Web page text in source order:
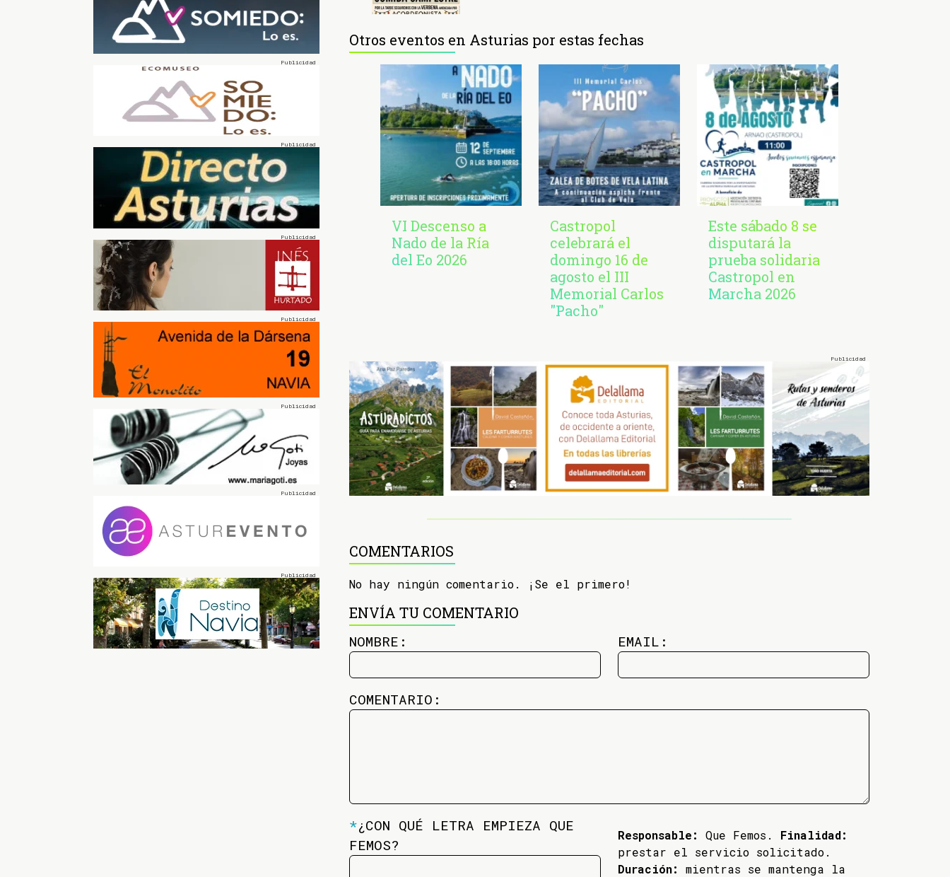
Otros eventos en Asturias por estas fechas
VI Descenso a
Nado de la Ría
del Eo 2026
Castropol
celebrará el
domingo 16 de
agosto el III
Memorial Carlos
"Pacho"
Este sábado 8 se
disputará la
prueba solidaria
Castropol en
Marcha 2026
COMENTARIOS
No hay ningún comentario. ¡Se el primero!
ENVÍA TU COMENTARIO
NOMBRE: EMAIL:
COMENTARIO:
*¿CON QUÉ LETRA EMPIEZA QUE
FEMOS?
Responsable: Que Femos. Finalidad:
prestar el servicio solicitado.
Duración:
mientras se mantenga la